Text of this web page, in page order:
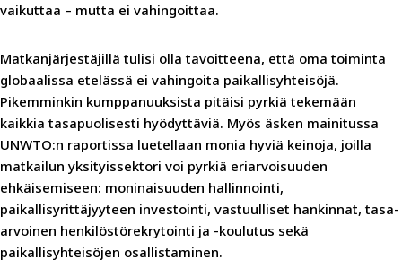
vaikuttaa – mutta ei vahingoittaa.
Matkanjärjestäjillä tulisi olla tavoitteena, että oma toiminta
globaalissa etelässä ei vahingoita paikallisyhteisöjä.
Pikemminkin kumppanuuksista pitäisi pyrkiä tekemään
kaikkia tasapuolisesti hyödyttäviä. Myös äsken mainitussa
UNWTO:n raportissa luetellaan monia hyviä keinoja, joilla
matkailun yksityissektori voi pyrkiä eriarvoisuuden
ehkäisemiseen: moninaisuuden hallinnointi,
paikallisyrittäjyyteen investointi, vastuulliset hankinnat, tasa-
arvoinen henkilöstörekrytointi ja -koulutus sekä
paikallisyhteisöjen osallistaminen.